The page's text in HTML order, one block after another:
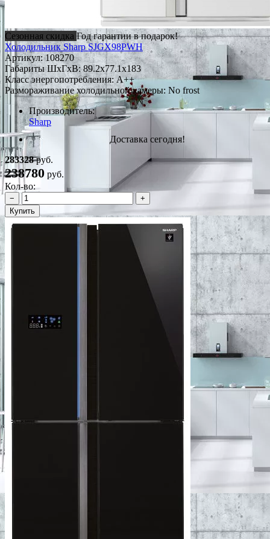
Сезонная скидка Год гарантии в подарок!
Холодильник Sharp SJGX98PWH
Артикул:108270
Габариты ШxГxВ: 89.2x77.1x183
Класс энергопотребления: A++
Размораживание холодильной камеры: No frost
Производитель:
Sharp
Доставка сегодня!
283328руб.
238780 руб.
Кол-во:
−
+
Купить